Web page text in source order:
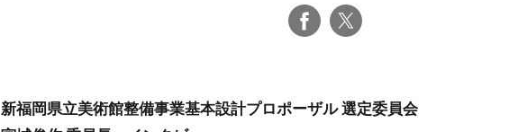
新福岡県立美術館整備事業基本設計プロポーザル 選定委員会